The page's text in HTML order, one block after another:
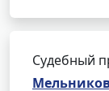
Судебный